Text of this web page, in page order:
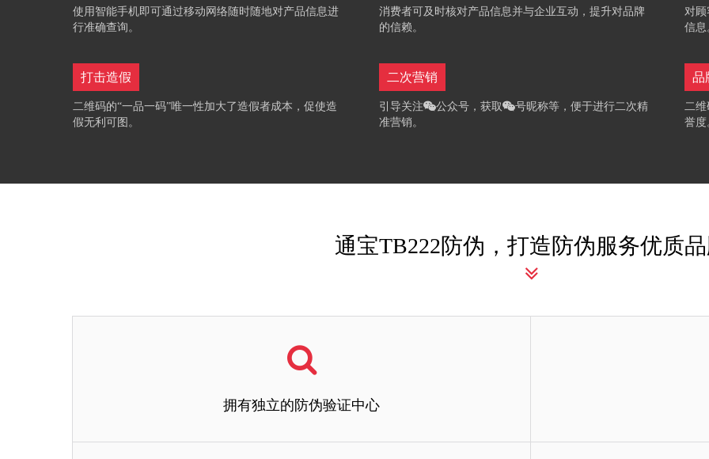
使用智能手机即可通过移动网络随时随地对产品信息进
行准确查询。
消费者可及时核对产品信息并与企业互动，提升对品牌
的信赖。
对
信息
打击造假
二维码的“一品一码”唯一性加大了造假者成本，促使造
假无利可图。
二次营销
引导关注 公众号，获取
号昵称等，便于进行二次精
准营销。
品
二
誉度
通宝TB222防伪，打造防伪服务优质
拥有独立的防伪验证中心